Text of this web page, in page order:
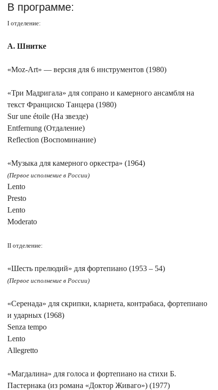
В программе:
I отделение:
А. Шнитке
«Moz-Art» — версия для 6 инструментов (1980)
«Три Мадригала» для сопрано и камерного ансамбля на
текст Франциско Танцера (1980)
Sur une étoile (На звезде)
Entfernung (Отдаление)
Reflection (Воспоминание)
«Музыка для камерного оркестра» (1964)
(Первое исполнение в России)
Lento
Presto
Lento
Moderato
II отделение:
«Шесть прелюдий» для фортепиано (1953 – 54)
(Первое исполнение в России)
«Серенада» для скрипки, кларнета, контрабаса, фортепиано
и ударных (1968)
Senza tempo
Lento
Allegretto
«Магдалина» для голоса и фортепиано на стихи Б.
Пастернака (из романа «Доктор Живаго») (1977)